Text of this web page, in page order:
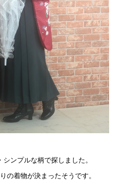
ンプルな柄で探しました。
の着物が決まったそうです。